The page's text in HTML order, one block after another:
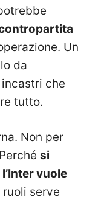
Un
da
che
tutto.
Non per
si
vuole
serve